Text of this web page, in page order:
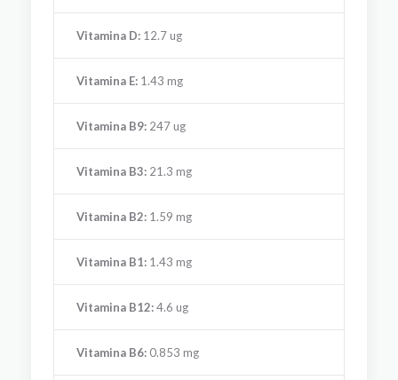
Vitamina D: 12.7 ug
Vitamina E: 1.43 mg
Vitamina B9: 247 ug
Vitamina B3: 21.3 mg
Vitamina B2: 1.59 mg
Vitamina B1: 1.43 mg
Vitamina B12:4.6 ug
Vitamina B6: 0.853 mg